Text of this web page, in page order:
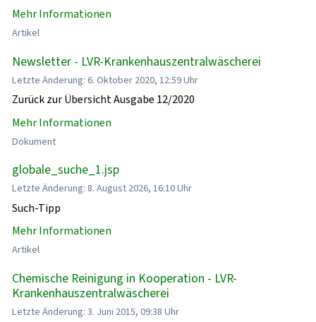
Mehr Informationen
Artikel
Newsletter - LVR-Krankenhauszentralwäscherei
Letzte Änderung: 6. Oktober 2020, 12:59 Uhr
Zurück zur Übersicht Ausgabe 12/2020
Mehr Informationen
Dokument
globale_suche_1.jsp
Letzte Änderung: 8. August 2026, 16:10 Uhr
Such-Tipp
Mehr Informationen
Artikel
Chemische Reinigung in Kooperation - LVR-
Krankenhauszentralwäscherei
Letzte Änderung: 3. Juni 2015, 09:38 Uhr